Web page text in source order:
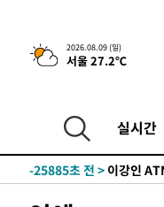
2026.08.09 (일)
서울 27.2℃
실시간
2시간 전 >콜롬비아 신임
-31225초 전 >
[속보]'AT
-29289초 전 >
-25885초 전 > 이강인